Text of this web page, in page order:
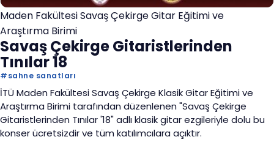
Maden Fakültesi Savaş Çekirge Gitar Eğitimi ve
Araştırma Birimi
Savaş Çekirge Gitaristlerinden
Tınılar 18
#sahne sanatları
İTÜ Maden Fakültesi Savaş Çekirge Klasik Gitar Eğitimi ve
Araştırma Birimi tarafından düzenlenen "Savaş Çekirge
Gitaristlerinden Tınılar '18" adlı klasik gitar ezgileriyle dolu bu
konser ücretsizdir ve tüm katılımcılara açıktır.